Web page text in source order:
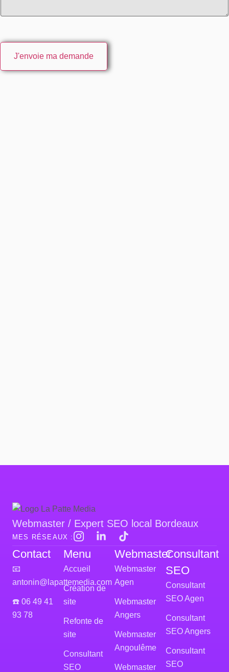
J'envoie ma demande
Webmaster / Expert SEO local Bordeaux
MES RÉSEAUX :
Contact
📧
antonin@lapattemedia.com
☎️ 06 49 41
93 78
Menu
Accueil
Création de
site
Refonte de
site
Consultant
SEO
Webmaster
Webmaster
Agen
Webmaster
Angers
Webmaster
Angoulême
Webmaster
Consultant
SEO
Consultant
SEO Agen
Consultant
SEO Angers
Consultant
SEO